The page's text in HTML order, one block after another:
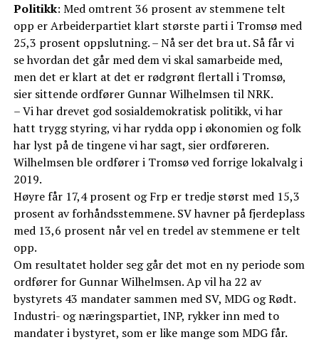
Politikk: Med omtrent 36 prosent av stemmene telt
opp er Arbeiderpartiet klart største parti i Tromsø med
25,3 prosent oppslutning. – Nå ser det bra ut. Så får vi
se hvordan det går med dem vi skal samarbeide med,
men det er klart at det er rødgrønt flertall i Tromsø,
sier sittende ordfører Gunnar Wilhelmsen til NRK.
– Vi har drevet god sosialdemokratisk politikk, vi har
hatt trygg styring, vi har rydda opp i økonomien og folk
har lyst på de tingene vi har sagt, sier ordføreren.
Wilhelmsen ble ordfører i Tromsø ved forrige lokalvalg i
2019.
Høyre får 17,4 prosent og Frp er tredje størst med 15,3
prosent av forhåndsstemmene. SV havner på fjerdeplass
med 13,6 prosent når vel en tredel av stemmene er telt
opp.
Om resultatet holder seg går det mot en ny periode som
ordfører for Gunnar Wilhelmsen. Ap vil ha 22 av
bystyrets 43 mandater sammen med SV, MDG og Rødt.
Industri- og næringspartiet, INP, rykker inn med to
mandater i bystyret, som er like mange som MDG får.